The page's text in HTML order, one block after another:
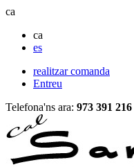
ca
ca
es
realitzar comanda
Entreu
Telefona'ns ara: 973 391 216